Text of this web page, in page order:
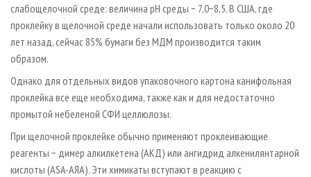
слабощелочной среде: величина рН среды − 7,0−8,5. В США, где
проклейку в щелочной среде начали использовать только около 20
лет назад, сейчас 85% бумаги без МДМ производится таким
образом.
Однако для отдельных видов упаковочного картона канифольная
проклейка все еще необходима, также как и для недостаточно
промытой небеленой СФИ целлюлозы.
При щелочной проклейке обычно применяют проклеивающие
реагенты − димер алкилкетена (AKД) или ангидрид алкенилянтарной
кислоты (АSA-AЯА). Эти химикаты вступают в реакцию с